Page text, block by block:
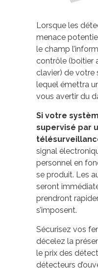
Lorsque les
menace
le champ
contrôle (boitier
clavier) de votre
lequel émettra
vous avertir du
Si votre
supervisé par
signal
personnel en
se produit. Les
seront
prendront
s’imposent.
Sécurisez vos
décelez la
le prix des
détecteurs